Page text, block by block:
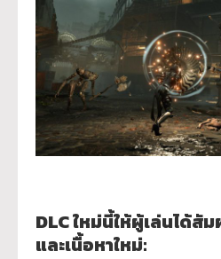
DLC ใหม่นี้ให้ผู้เล่นได้สั
และเนื้อหาใหม่: